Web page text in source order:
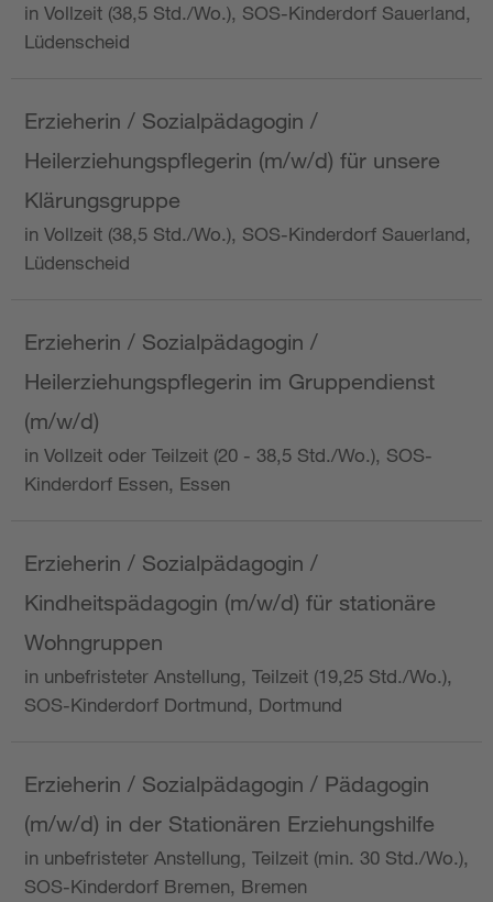
in Vollzeit (38,5 Std./Wo.), SOS-Kinderdorf Sauerland,
Lüdenscheid
Erzieherin / Sozialpädagogin /
Heilerziehungspflegerin (m/w/d) für unsere
Klärungsgruppe
in Vollzeit (38,5 Std./Wo.), SOS-Kinderdorf Sauerland,
Lüdenscheid
Erzieherin / Sozialpädagogin /
Heilerziehungspflegerin im Gruppendienst
(m/w/d)
in Vollzeit oder Teilzeit (20 - 38,5 Std./Wo.), SOS-
Kinderdorf Essen, Essen
Erzieherin / Sozialpädagogin /
Kindheitspädagogin (m/w/d) für stationäre
Wohngruppen
in unbefristeter Anstellung, Teilzeit (19,25 Std./Wo.),
SOS-Kinderdorf Dortmund, Dortmund
Erzieherin / Sozialpädagogin / Pädagogin
(m/w/d) in der Stationären Erziehungshilfe
in unbefristeter Anstellung, Teilzeit (min. 30 Std./Wo.),
SOS-Kinderdorf Bremen, Bremen